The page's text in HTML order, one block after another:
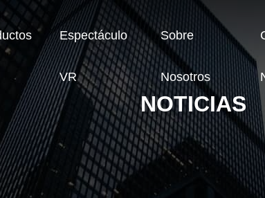
Espectáculo
VR
Sobre
Nosotros
NOTICIAS